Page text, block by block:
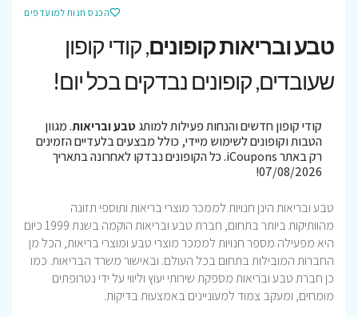
הכנס חנות למועדפים
טבע ובריאות קופונים, קודי קופון
שעובדים, קופונים נבדקים בכל יום!
קודי קופון חדשים והנחות פעילות למותגטבע ובריאות. מגוון
הטבות וקופונים לשימוש מיידי, כולל מבצעים בלעדיים הזמינים
רק באתר iCoupons. כל הקופונים נבדקו לאחרונה בתאריך
07/08/2026!
טבע ובריאות הינן חנויות לממכר מוצרי בריאות ותוספי תזונה
מהוותיקות ביותר בתחום, חברת טבע ובריאות הוקמה בשנת 1999 כיום
היא מפעילה מספר חנויות לממכר מוצרי טבע ומוצרי בריאות, הכל מן
החברות המובילות בתחום בכל העולם. ובאישור משרד הבריאות. כמו
כן חברת טבע ובריאות מספקת שירותי יעוץ וליווי על ידי נטרופתים
מומחים, ומעקב צמוד למעוניינים באמצעות בדיקות.